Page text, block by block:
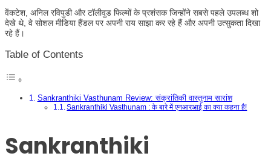
वेंकटेश, अनिल रविपुडी और टॉलीवुड फिल्मों के प्रशंसक जिन्होंने सबसे पहले उपलब्ध शो
देखे थे, वे सोशल मीडिया हैंडल पर अपनी राय साझा कर रहे हैं और अपनी उत्सुकता दिखा
रहे हैं।
Table of Contents
Sankranthiki Vasthunam Review: संक्रांतिकी वास्तुनाम सारांश
Sankranthiki Vasthunam : के बारे में एनआरआई का क्या कहना है!
Sankranthiki